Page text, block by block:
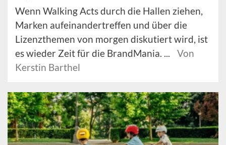
Wenn Walking Acts durch die Hallen ziehen,
Marken aufeinandertreffen und über die
Lizenzthemen von morgen diskutiert wird, ist
es wieder Zeit für die BrandMania. ...
Von
Kerstin Barthel